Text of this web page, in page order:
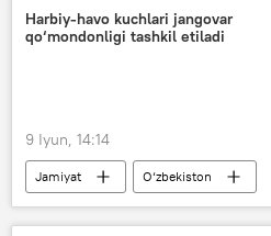
Harbiy-havo kuchlari jangovar
qo‘mondonligi tashkil etiladi
9 Iyun, 14:14
Jamiyat O‘zbekiston